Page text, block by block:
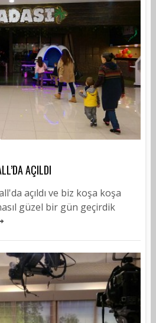
AÇILDI
açıldı ve biz koşa koşa
güzel bir gün geçirdik